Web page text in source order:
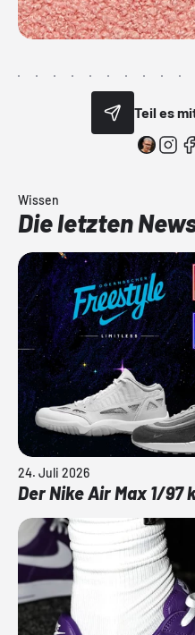
Teil es
Wissen
Die letzten
24. Juli 2026
Der Nike Air Max 1/97